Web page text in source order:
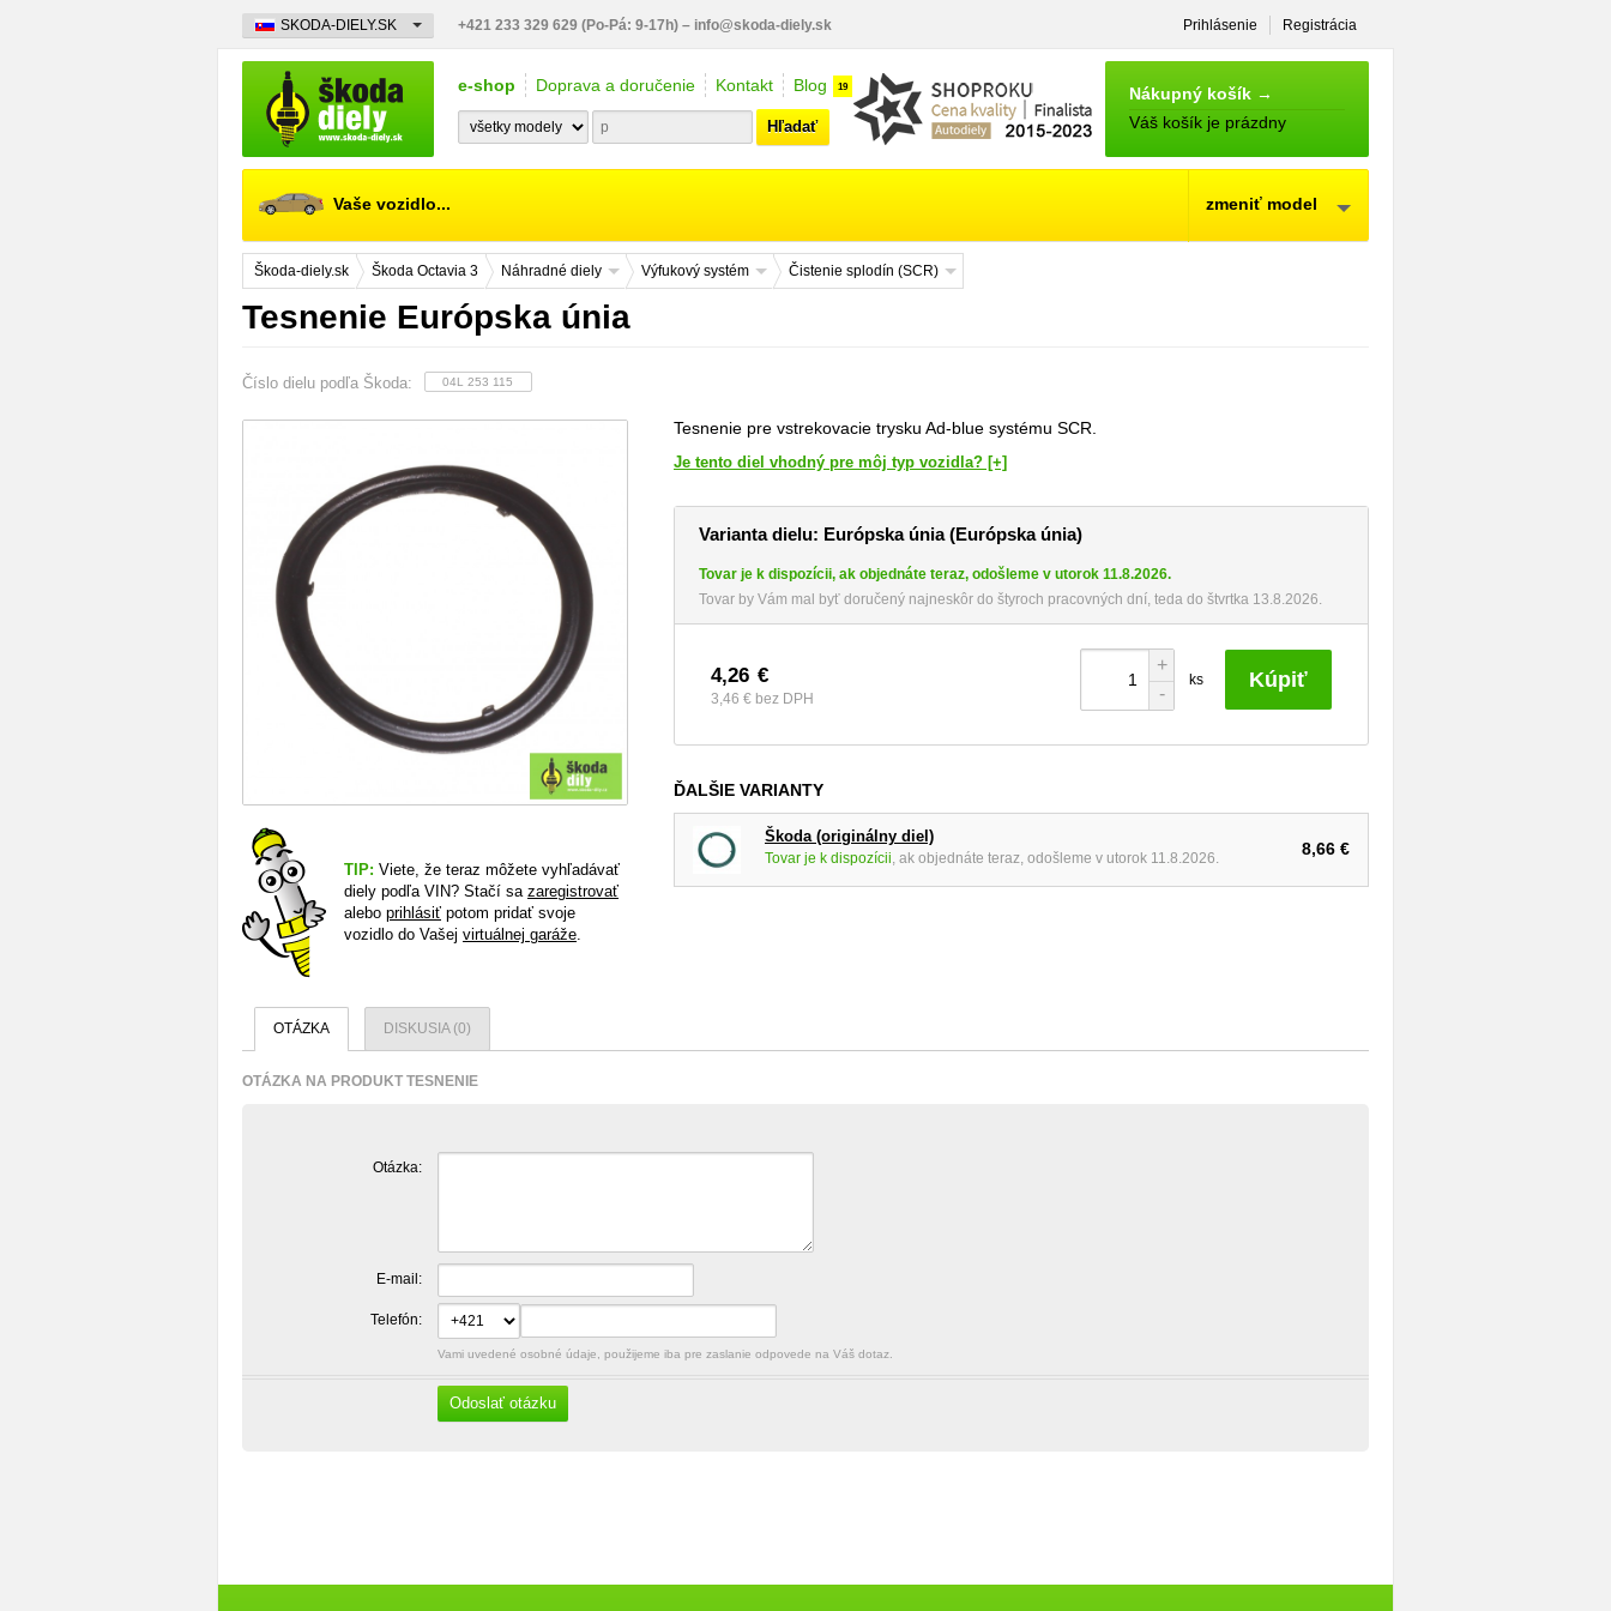
e-shop Doprava a doručenie Kontakt Blog 19
Hľadať
NÁKUPNÝ
KOŠÍK
Nákupný košík →
Váš košík je prázdny
Vaše vozidlo... zmeniť model
Škoda-diely.sk Škoda Octavia 3 Náhradné diely Výfukový systém Čistenie splodín (SCR)
Tesnenie Európska únia
Číslo dielu podľa Škoda: 04L 253 115
TIP: Viete, že teraz môžete vyhľadávať
diely podľa VIN? Stačí sa zaregistrovať
alebo prihlásiť potom pridať svoje
vozidlo do Vašej virtuálnej garáže
Tesnenie pre vstrekovacie trysku Ad-blue systému SCR.
Je tento diel vhodný pre môj typ vozidla? [+]
Varianta dielu: Európska únia (Európska únia)
Tovar je k dispozícii, ak objednáte teraz, odošleme v utorok 11.8.2026.
Tovar by Vám mal byť doručený najneskôr do štyroch pracovných dní, teda do štvrtka 13.8.2026.
4,26 €
3,46 € bez DPH -
+
ks Kúpiť
ĎALŠIE VARIANTY
Škoda (originálny diel)
Tovar je k dispozícii , ak objednáte teraz, odošleme v utorok 11.8.2026. 8,66 €
OTÁZKA DISKUSIA (0)
OTÁZKA NA PRODUKT TESNENIE
Otázka:
E-mail:
Telefón:
Vami uvedené osobné údaje, použijeme iba pre zaslanie odpovede na Váš dotaz.
Odoslať otázku
Prihlásenie Registrácia
SKODA-DIELY.SK +421 233 329 629 (Po-Pá: 9-17h) – info@skoda-diely.sk